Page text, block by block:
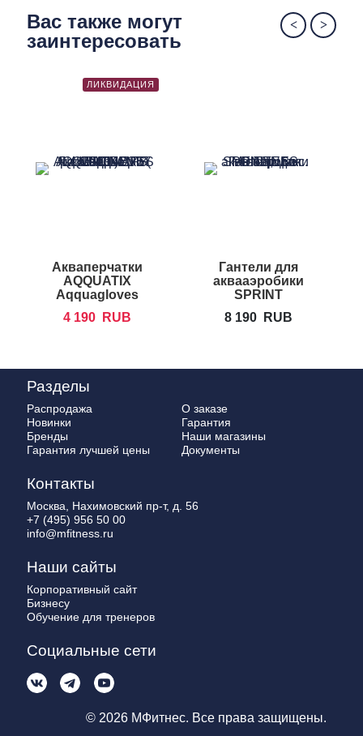
Вас также могут
заинтересовать
ЛИКВИДАЦИЯ
Акваперчатки
AQQUATIX
Aqquagloves
4 190
RUB
Гантели для
аквааэробики
SPRINT
Sprint Bells
8 190 RUB
Разделы
Распродажа
Новинки
Бренды
Гарантия лучшей цены
О заказе
Гарантия
Наши магазины
Документы
Контакты
Москва, Нахимовский пр-т, д. 56
+7 (495) 956 50 00
info@mfitness.ru
Наши сайты
Корпоративный сайт
Бизнесу
Обучение для тренеров
Социальные сети
© 2026 МФитнес. Все права защищены.